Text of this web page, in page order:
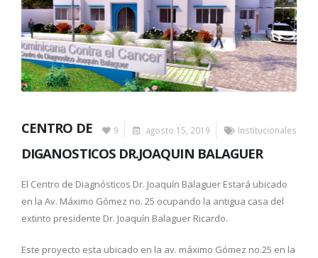
9 agosto 15, 2019 Institucionales
CENTRO DE
DIGANOSTICOS DR.JOAQUIN BALAGUER
El Centro de Diagnósticos Dr. Joaquín Balaguer Estará ubicado
en la Av. Máximo Gómez no. 25 ocupando la antigua casa del
extinto presidente Dr. Joaquín Balaguer Ricardo.
Este proyecto esta ubicado en la av. máximo Gómez no.25 en la